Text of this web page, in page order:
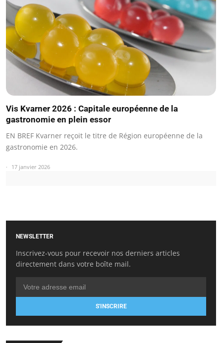
Vis Kvarner 2026 : Capitale européenne de la
gastronomie en plein essor
EN BREF Kvarner reçoit le titre de Région européenne de la
gastronomie en 2026.
17 janvier 2026
NEWSLETTER
Inscrivez-vous pour recevoir nos derniers articles
directement dans votre boîte mail.
S'INSCRIRE